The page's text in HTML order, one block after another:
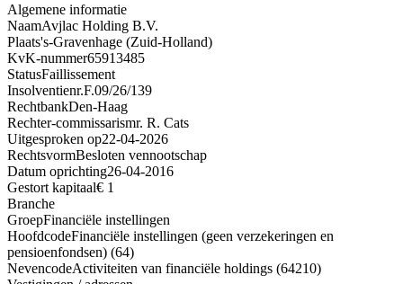
Algemene informatie
NaamAvjlac Holding B.V.
Plaats's-Gravenhage (Zuid-Holland)
KvK-nummer65913485
StatusFaillissement
Insolventienr.F.09/26/139
RechtbankDen-Haag
Rechter-commissarismr. R. Cats
Uitgesproken op22-04-2026
RechtsvormBesloten vennootschap
Datum oprichting26-04-2016
Gestort kapitaal€ 1
Branche
GroepFinanciële instellingen
HoofdcodeFinanciële instellingen (geen verzekeringen en
pensioenfondsen) (64)
NevencodeActiviteiten van financiële holdings (64210)